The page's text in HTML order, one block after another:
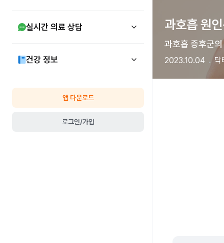
실시간 의료 상담
건강 정보
앱 다운로드
로그인/가입
과호흡 원
과호흡 증후군
2023.10.04 닥